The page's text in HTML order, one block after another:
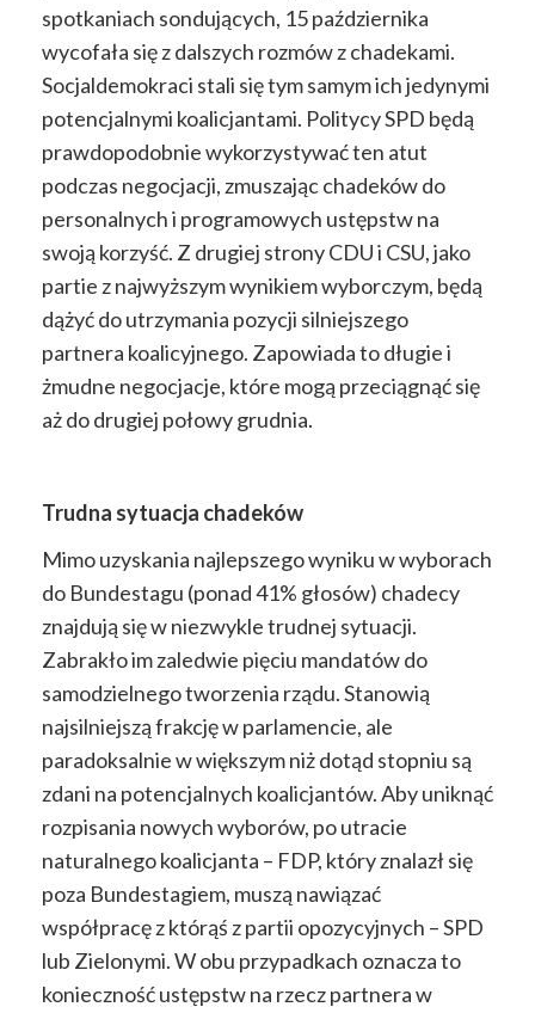
spotkaniach sondujących, 15 października
wycofała się z dalszych rozmów z chadekami.
Socjaldemokraci stali się tym samym ich jedynymi
potencjalnymi koalicjantami. Politycy SPD będą
prawdopodobnie wykorzystywać ten atut
podczas negocjacji, zmuszając chadeków do
personalnych i programowych ustępstw na
swoją korzyść. Z drugiej strony CDU i CSU, jako
partie z najwyższym wynikiem wyborczym, będą
dążyć do utrzymania pozycji silniejszego
partnera koalicyjnego. Zapowiada to długie i
żmudne negocjacje, które mogą przeciągnąć się
aż do drugiej połowy grudnia.
Trudna sytuacja chadeków
Mimo uzyskania najlepszego wyniku w wyborach
do Bundestagu (ponad 41% głosów) chadecy
znajdują się w niezwykle trudnej sytuacji.
Zabrakło im zaledwie pięciu mandatów do
samodzielnego tworzenia rządu. Stanowią
najsilniejszą frakcję w parlamencie, ale
paradoksalnie w większym niż dotąd stopniu są
zdani na potencjalnych koalicjantów. Aby uniknąć
rozpisania nowych wyborów, po utracie
naturalnego koalicjanta – FDP, który znalazł się
poza Bundestagiem, muszą nawiązać
współpracę z którąś z partii opozycyjnych – SPD
lub Zielonymi. W obu przypadkach oznacza to
konieczność ustępstw na rzecz partnera w